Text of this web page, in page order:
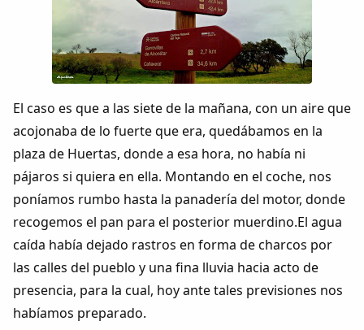
El caso es que a las siete de la mañana, con un aire que
acojonaba de lo fuerte que era, quedábamos en la
plaza de Huertas, donde a esa hora, no había ni
pájaros si quiera en ella. Montando en el coche, nos
poníamos rumbo hasta la panadería del motor, donde
recogemos el pan para el posterior muerdino.El agua
caída había dejado rastros en forma de charcos por
las calles del pueblo y una fina lluvia hacia acto de
presencia, para la cual, hoy ante tales previsiones nos
habíamos preparado.